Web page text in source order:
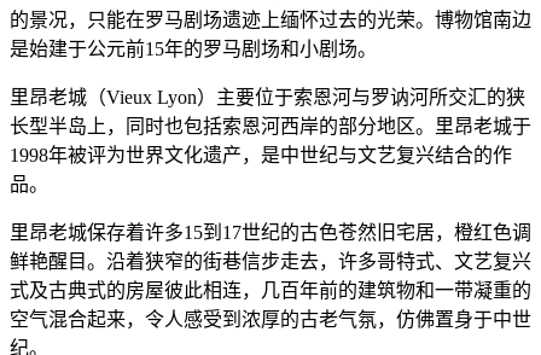
的景况，只能在罗马剧场遗迹上缅怀过去的光荣。博物馆南边
是始建于公元前15年的罗马剧场和小剧场。
里昂老城（Vieux Lyon）主要位于索恩河与罗讷河所交汇的狭
长型半岛上，同时也包括索恩河西岸的部分地区。里昂老城于
1998年被评为世界文化遗产，是中世纪与文艺复兴结合的作
品。
里昂老城保存着许多15到17世纪的古色苍然旧宅居，橙红色调
鲜艳醒目。沿着狭窄的街巷信步走去，许多哥特式、文艺复兴
式及古典式的房屋彼此相连，几百年前的建筑物和一带凝重的
空气混合起来，令人感受到浓厚的古老气氛，仿佛置身于中世
纪。